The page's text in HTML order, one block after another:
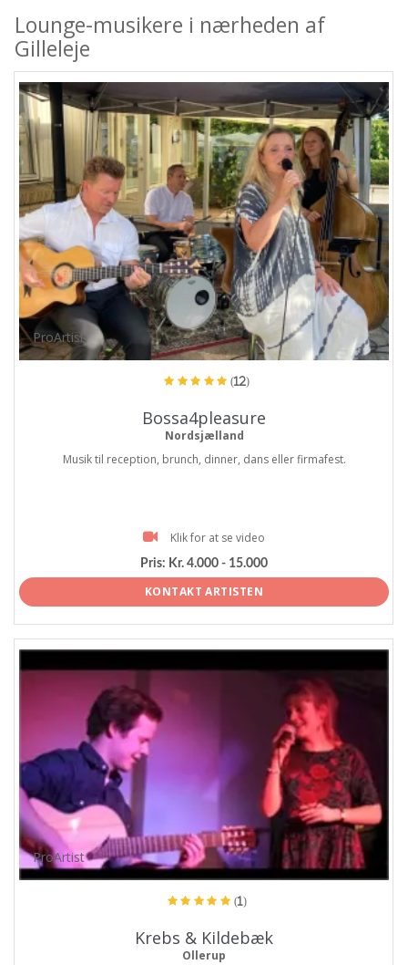
Lounge-musikere i nærheden af
Gilleleje
ProArtist
(12)
Bossa4pleasure
Nordsjælland
Musik til reception, brunch, dinner, dans eller firmafest.
Klik for at se video
Pris: Kr. 4.000 - 15.000
KONTAKT ARTISTEN
ProArtist
(1)
Krebs & Kildebæk
Ollerup